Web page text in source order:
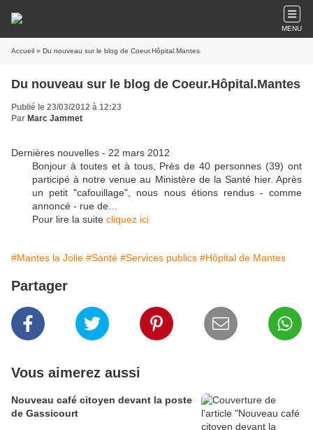
MENU
Accueil » Du nouveau sur le blog de Coeur.Hôpital.Mantes
Du nouveau sur le blog de Coeur.Hôpital.Mantes
Publié le 23/03/2012 à 12:23
Par Marc Jammet
Dernières nouvelles - 22 mars 2012
Bonjour à toutes et à tous, Près de 40 personnes (39) ont
participé à notre venue au Ministère de la Santé hier. Après
un petit "cafouillage", nous nous étions rendus - comme
annoncé - rue de…
Pour lire la suite cliquez ici
#Mantes la Jolie #Santé #Services publics #Hôpital de Mantes
Partager
Vous aimerez aussi
Nouveau café citoyen devant la poste
de Gassicourt